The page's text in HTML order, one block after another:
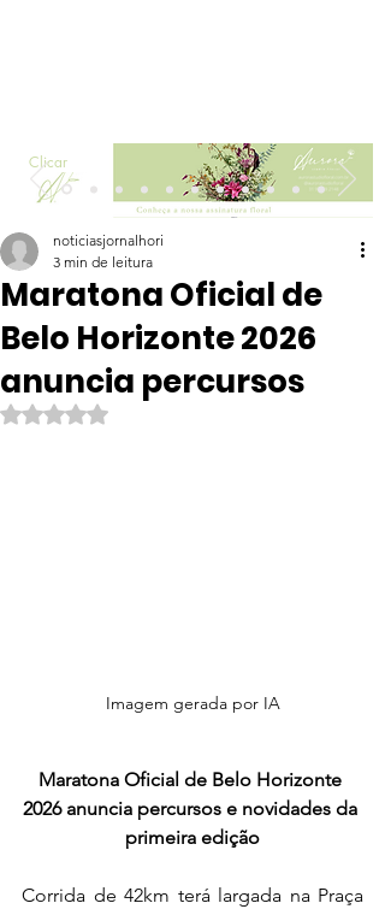
Clicar
Maratona Oficial de
Belo Horizonte 2026
anuncia percursos
noticiasjornalhori
3 min de leitura
Avaliado com NaN de 5 estrelas.
Imagem gerada por IA
Maratona Oficial de Belo Horizonte
2026 anuncia percursos e novidades da
primeira edição
Corrida de 42km terá largada na Praça